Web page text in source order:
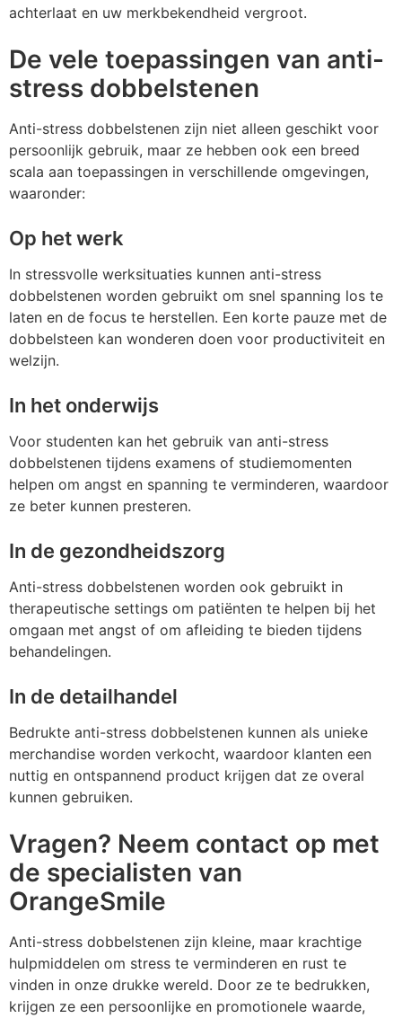
achterlaat en uw merkbekendheid vergroot.
De vele toepassingen van anti-
stress dobbelstenen
Anti-stress dobbelstenen zijn niet alleen geschikt voor
persoonlijk gebruik, maar ze hebben ook een breed
scala aan toepassingen in verschillende omgevingen,
waaronder:
Op het werk
In stressvolle werksituaties kunnen anti-stress
dobbelstenen worden gebruikt om snel spanning los te
laten en de focus te herstellen. Een korte pauze met de
dobbelsteen kan wonderen doen voor productiviteit en
welzijn.
In het onderwijs
Voor studenten kan het gebruik van anti-stress
dobbelstenen tijdens examens of studiemomenten
helpen om angst en spanning te verminderen, waardoor
ze beter kunnen presteren.
In de gezondheidszorg
Anti-stress dobbelstenen worden ook gebruikt in
therapeutische settings om patiënten te helpen bij het
omgaan met angst of om afleiding te bieden tijdens
behandelingen.
In de detailhandel
Bedrukte anti-stress dobbelstenen kunnen als unieke
merchandise worden verkocht, waardoor klanten een
nuttig en ontspannend product krijgen dat ze overal
kunnen gebruiken.
Vragen? Neem contact op met
de specialisten van
OrangeSmile
Anti-stress dobbelstenen zijn kleine, maar krachtige
hulpmiddelen om stress te verminderen en rust te
vinden in onze drukke wereld. Door ze te bedrukken,
krijgen ze een persoonlijke en promotionele waarde,